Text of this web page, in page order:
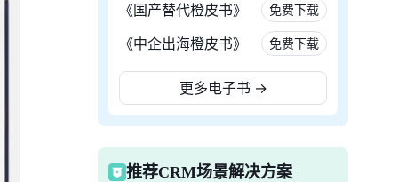
《国产替代橙皮书》 免费下载
《中企出海橙皮书》 免费下载
更多电子书 →
推荐CRM场景解决方案